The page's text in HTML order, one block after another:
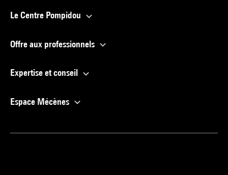
Le Centre Pompidou
Offre aux professionnels
Expertise et conseil
Espace Mécènes